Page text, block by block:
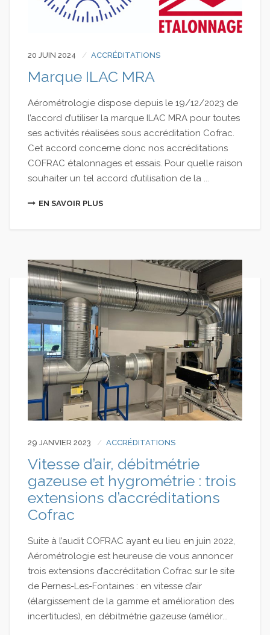
20 JUIN 2024 ACCRÉDITATIONS
Marque ILAC MRA
Aérométrologie dispose depuis le 19/12/2023 de
l’accord d’utiliser la marque ILAC MRA pour toutes
ses activités réalisées sous accréditation Cofrac.
Cet accord concerne donc nos accréditations
COFRAC étalonnages et essais. Pour quelle raison
souhaiter un tel accord d’utilisation de la ...
EN SAVOIR PLUS
29 JANVIER 2023 ACCRÉDITATIONS
Vitesse d’air, débitmétrie
gazeuse et hygrométrie : trois
extensions d’accréditations
Cofrac
Suite à l’audit COFRAC ayant eu lieu en juin 2022,
Aérométrologie est heureuse de vous annoncer
trois extensions d’accréditation Cofrac sur le site
de Pernes-Les-Fontaines : en vitesse d’air
(élargissement de la gamme et amélioration des
incertitudes), en débitmétrie gazeuse (amélior...